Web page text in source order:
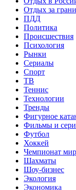
Отдых за
ПДД
Политика
Происшествия
Психология
Рынки
Сериалы
Спорт
ТВ
Теннис
Технологии
Тренды
Фигурное
Фильмы и
Футбол
Хоккей
Чемпионат
Шахматы
Шоу-бизнес
Экология
Экономика